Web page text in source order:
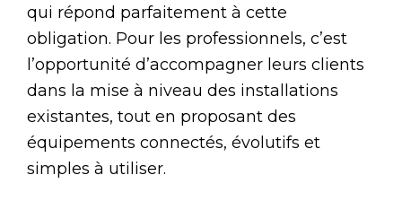
qui répond parfaitement à cette
obligation. Pour les professionnels, c’est
l’opportunité d’accompagner leurs clients
dans la mise à niveau des installations
existantes, tout en proposant des
équipements connectés, évolutifs et
simples à utiliser.